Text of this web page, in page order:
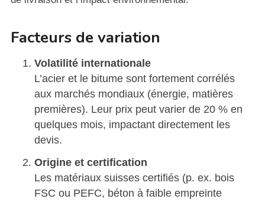
Facteurs de variation
Volatilité internationale
L’acier et le bitume sont fortement corrélés
aux marchés mondiaux (énergie, matières
premières). Leur prix peut varier de 20 % en
quelques mois, impactant directement les
devis.
Origine et certification
Les matériaux suisses certifiés (p. ex. bois
FSC ou PEFC, béton à faible empreinte